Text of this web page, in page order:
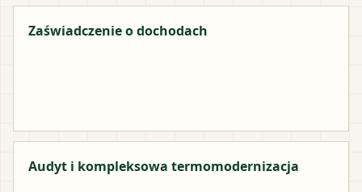
Zaświadczenie o dochodach
Audyt i kompleksowa termomodernizacja